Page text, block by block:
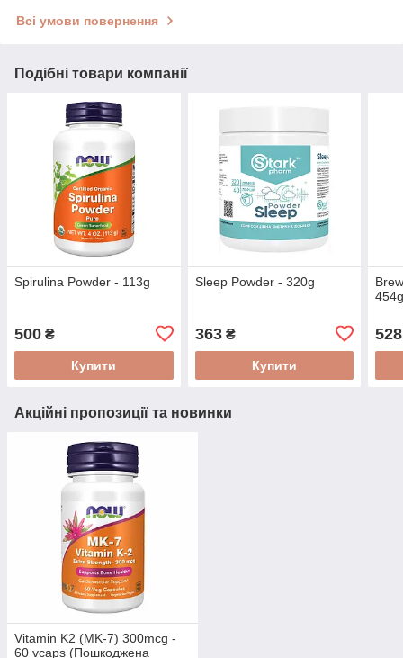
Всі умови повернення
Подібні товари компанії
Spirulina Powder - 113g
500 ₴
Купити
Sleep Powder - 320g
363₴
Купити
528
Акційні пропозиції та новинки
Vitamin K2 (MK-7) 300mcg -
60 vcaps (Пошкоджена